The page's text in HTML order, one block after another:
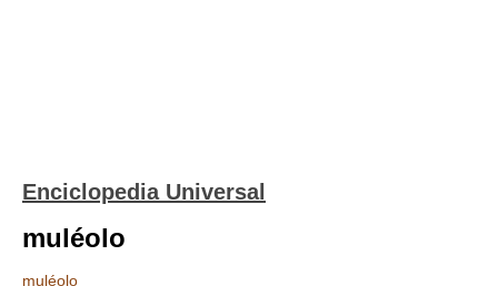
Enciclopedia Universal
muléolo
muléolo